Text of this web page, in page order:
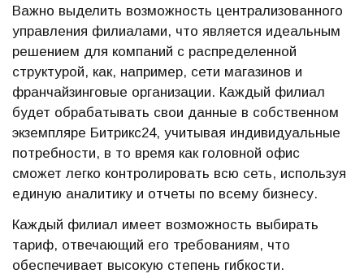
Важно выделить возможность централизованного
управления филиалами, что является идеальным
решением для компаний с распределенной
структурой, как, например, сети магазинов и
франчайзинговые организации. Каждый филиал
будет обрабатывать свои данные в собственном
экземпляре Битрикс24, учитывая индивидуальные
потребности, в то время как головной офис
сможет легко контролировать всю сеть, используя
единую аналитику и отчеты по всему бизнесу.
Каждый филиал имеет возможность выбирать
тариф, отвечающий его требованиям, что
обеспечивает высокую степень гибкости.